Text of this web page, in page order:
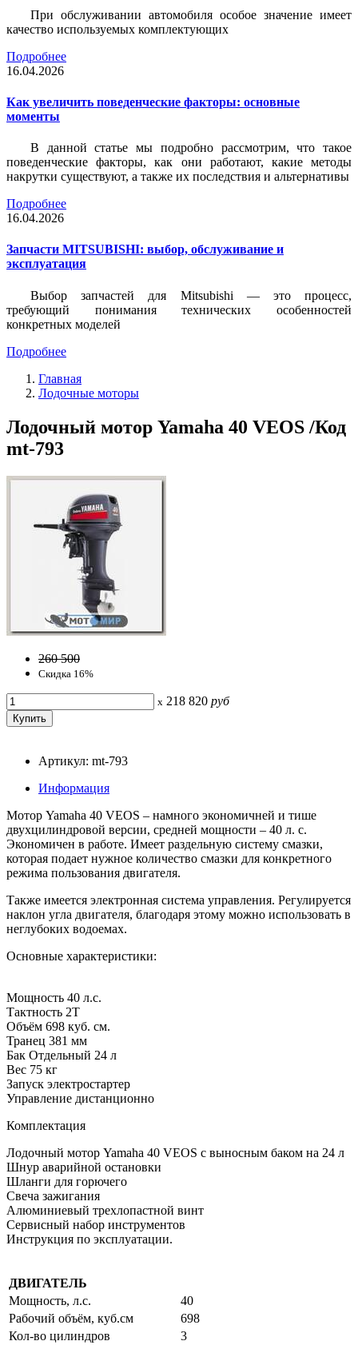
При обслуживании автомобиля особое значение имеет
качество используемых комплектующих
Подробнее
16.04.2026
Как увеличить поведенческие факторы: основные
моменты
В данной статье мы подробно рассмотрим, что такое
поведенческие факторы, как они работают, какие методы
накрутки существуют, а также их последствия и альтернативы
Подробнее
16.04.2026
Запчасти MITSUBISHI: выбор, обслуживание и
эксплуатация
Выбор запчастей для Mitsubishi — это процесс,
требующий понимания технических особенностей
конкретных моделей
Подробнее
Главная
Лодочные моторы
Лодочный мотор Yamaha 40 VEOS /Код
mt-793
260 500
Скидка 16%
x 218 820 руб
Артикул: mt-793
Информация
Мотор Yamaha 40 VEOS – намного экономичней и тише
двухцилиндровой версии, средней мощности – 40 л. с.
Экономичен в работе. Имеет раздельную систему смазки,
которая подает нужное количество смазки для конкретного
режима пользования двигателя.
Также имеется электронная система управления. Регулируется
наклон угла двигателя, благодаря этому можно использовать в
неглубоких водоемах.
Основные характеристики:
Мощность 40 л.с.
Тактность 2Т
Объём 698 куб. см.
Транец 381 мм
Бак Отдельный 24 л
Вес 75 кг
Запуск электростартер
Управление дистанционно
Комплектация
Лодочный мотор Yamaha 40 VEOS с выносным баком на 24 л
Шнур аварийной остановки
Шланги для горючего
Свеча зажигания
Алюминиевый трехлопастной винт
Сервисный набор инструментов
Инструкция по эксплуатации.
ДВИГАТЕЛЬ
Мощность, л.с.
40
Рабочий объём, куб.см
698
Кол-во цилиндров
3